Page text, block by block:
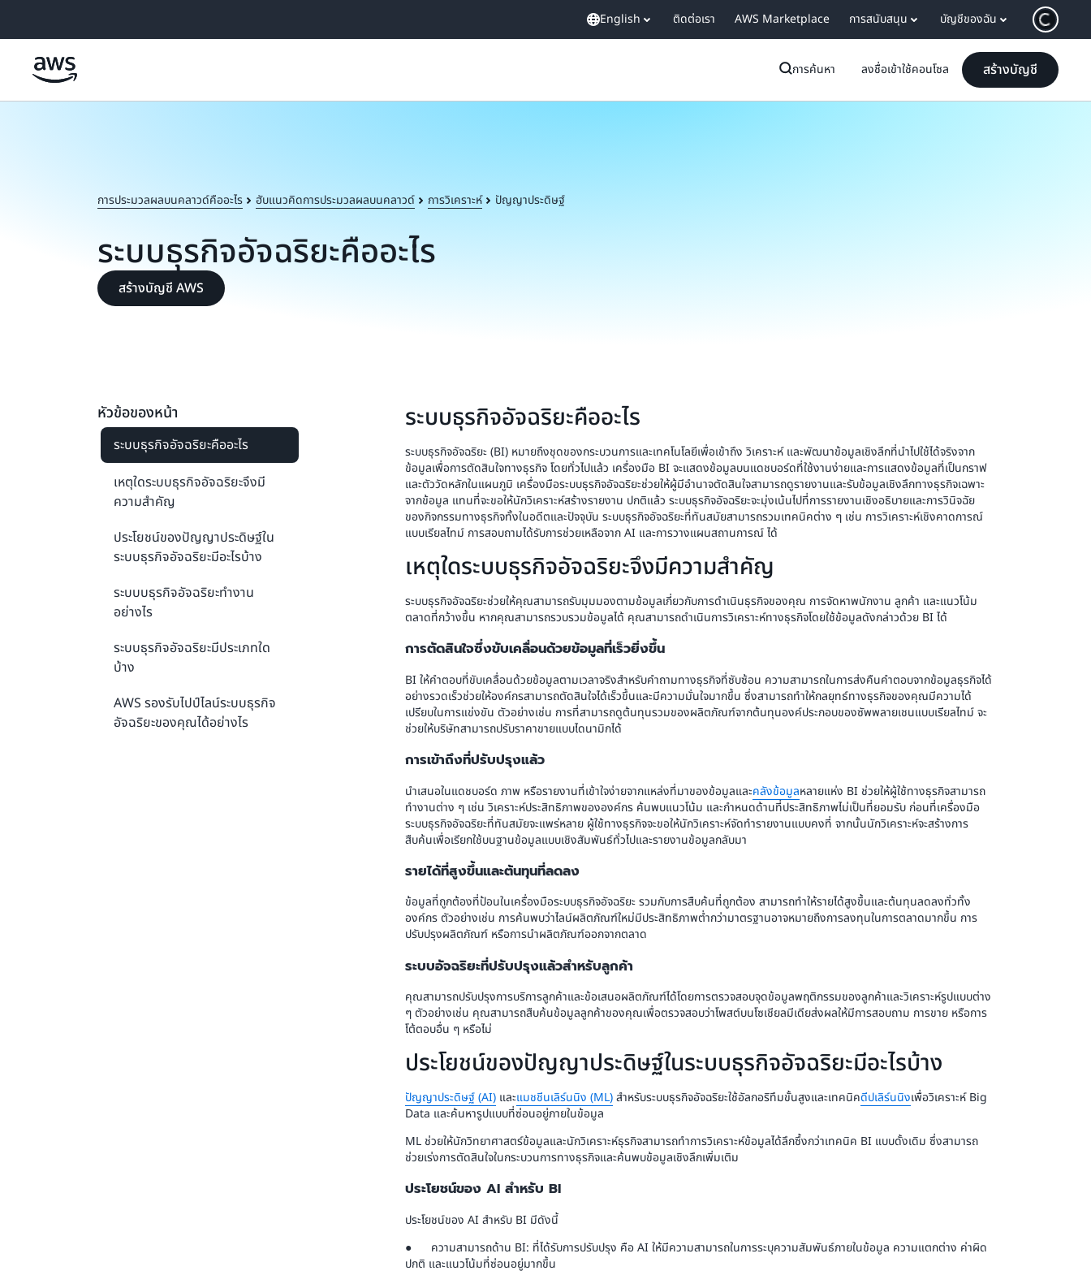
English ติดต่อเรา AWS Marketplace การสนับสนุน บัญชีของฉัน
การค้นหา ลงชื่อเข้าใช้คอนโซล สร้างบัญชี
การประมวลผลบนคลาวด์คืออะไร ฮับแนวคิดการประมวลผลบนคลาวด์ การวิเคราะห์ ปัญญาประดิษฐ์
ระบบธุรกิจอัจฉริยะคืออะไร
สร้างบัญชี AWS
หัวข้อของหน้า
ระบบธุรกิจอัจฉริยะคืออะไร
เหตุใดระบบธุรกิจอัจฉริยะจึงมี
ความสำคัญ
ประโยชน์ของปัญญาประดิษฐ์ใน
ระบบธุรกิจอัจฉริยะมีอะไรบ้าง
ระบบบธุรกิจอัจฉริยะทำงาน
อย่างไร
ระบบธุรกิจอัจฉริยะมีประเภทใด
บ้าง
AWS รองรับไปป์ไลน์ระบบธุรกิจ
อัจฉริยะของคุณได้อย่างไร
ระบบธุรกิจอัจฉริยะคืออะไร
ระบบธุรกิจอัจฉริยะ (BI) หมายถึงชุดของกระบวนการและเทคโนโลยีเพื่อเข้าถึง วิเคราะห์ และพัฒนาข้อมูลเชิงลึกที่นำไปใช้ได้จริงจาก
ข้อมูลเพื่อการตัดสินใจทางธุรกิจ โดยทั่วไปแล้ว เครื่องมือ BI จะแสดงข้อมูลบนแดชบอร์ดที่ใช้งานง่ายและการแสดงข้อมูลที่เป็นกราฟ
และตัววัดหลักในแผนภูมิ เครื่องมือระบบธุรกิจอัจฉริยะช่วยให้ผู้มีอำนาจตัดสินใจสามารถดูรายงานและรับข้อมูลเชิงลึกทางธุรกิจเฉพาะ
จากข้อมูล แทนที่จะขอให้นักวิเคราะห์สร้างรายงาน ปกติแล้ว ระบบธุรกิจอัจฉริยะจะมุ่งเน้นไปที่การรายงานเชิงอธิบายและการวินิจฉัย
ของกิจกรรมทางธุรกิจทั้งในอดีตและปัจจุบัน ระบบธุรกิจอัจฉริยะที่ทันสมัยสามารถรวมเทคนิคต่าง ๆ เช่น การวิเคราะห์เชิงคาดการณ์
แบบเรียลไทม์ การสอบถามได้รับการช่วยเหลือจาก AI และการวางแผนสถานการณ์ ได้
เหตุใดระบบธุรกิจอัจฉริยะจึงมีความสำคัญ
ระบบธุรกิจอัจฉริยะช่วยให้คุณสามารถรับมุมมองตามข้อมูลเกี่ยวกับการดำเนินธุรกิจของคุณ การจัดหาพนักงาน ลูกค้า และแนวโน้ม
ตลาดที่กว้างขึ้น หากคุณสามารถรวบรวมข้อมูลได้ คุณสามารถดำเนินการวิเคราะห์ทางธุรกิจโดยใช้ข้อมูลดังกล่าวด้วย BI ได้
การตัดสินใจซึ่งขับเคลื่อนด้วยข้อมูลที่เร็วยิ่งขึ้น
BI ให้คำตอบที่ขับเคลื่อนด้วยข้อมูลตามเวลาจริงสำหรับคำถามทางธุรกิจที่ซับซ้อน ความสามารถในการส่งคืนคำตอบจากข้อมูลธุรกิจได้
อย่างรวดเร็วช่วยให้องค์กรสามารถตัดสินใจได้เร็วขึ้นและมีความมั่นใจมากขึ้น ซึ่งสามารถทำให้กลยุทธ์ทางธุรกิจของคุณมีความได้
เปรียบในการแข่งขัน ตัวอย่างเช่น การที่สามารถดูต้นทุนรวมของผลิตภัณฑ์จากต้นทุนองค์ประกอบของซัพพลายเชนแบบเรียลไทม์ จะ
ช่วยให้บริษัทสามารถปรับราคาขายแบบไดนามิกได้
การเข้าถึงที่ปรับปรุงแล้ว
นำเสนอในแดชบอร์ด ภาพ หรือรายงานที่เข้าใจง่ายจากแหล่งที่มาของข้อมูลและคลังข้อมูลหลายแห่ง BI ช่วยให้ผู้ใช้ทางธุรกิจสามารถ
ทำงานต่าง ๆ เช่น วิเคราะห์ประสิทธิภาพขององค์กร ค้นพบแนวโน้ม และกำหนดด้านที่ประสิทธิภาพไม่เป็นที่ยอมรับ ก่อนที่เครื่องมือ
ระบบธุรกิจอัจฉริยะที่ทันสมัยจะแพร่หลาย ผู้ใช้ทางธุรกิจจะขอให้นักวิเคราะห์จัดทำรายงานแบบคงที่ จากนั้นนักวิเคราะห์จะสร้างการ
สืบค้นเพื่อเรียกใช้บนฐานข้อมูลแบบเชิงสัมพันธ์ทั่วไปและรายงานข้อมูลกลับมา
รายได้ที่สูงขึ้นและต้นทุนที่ลดลง
ข้อมูลที่ถูกต้องที่ป้อนในเครื่องมือระบบธุรกิจอัจฉริยะ รวมกับการสืบค้นที่ถูกต้อง สามารถทำให้รายได้สูงขึ้นและต้นทุนลดลงทั่วทั้ง
องค์กร ตัวอย่างเช่น การค้นพบว่าไลน์ผลิตภัณฑ์ใหม่มีประสิทธิภาพต่ำกว่ามาตรฐานอาจหมายถึงการลงทุนในการตลาดมากขึ้น การ
ปรับปรุงผลิตภัณฑ์ หรือการนำผลิตภัณฑ์ออกจากตลาด
ระบบอัจฉริยะที่ปรับปรุงแล้วสำหรับลูกค้า
คุณสามารถปรับปรุงการบริการลูกค้าและข้อเสนอผลิตภัณฑ์ได้โดยการตรวจสอบจุดข้อมูลพฤติกรรมของลูกค้าและวิเคราะห์รูปแบบต่าง
ๆ ตัวอย่างเช่น คุณสามารถสืบค้นข้อมูลลูกค้าของคุณเพื่อตรวจสอบว่าโพสต์บนโซเชียลมีเดียส่งผลให้มีการสอบถาม การขาย หรือการ
โต้ตอบอื่น ๆ หรือไม่
ประโยชน์ของปัญญาประดิษฐ์ในระบบธุรกิจอัจฉริยะมีอะไรบ้าง
ปัญญาประดิษฐ์ (AI)และแมชชีนเลิร์นนิง (ML)สำหรับระบบธุรกิจอัจฉริยะใช้อัลกอริทึมขั้นสูงและเทคนิคดีปเลิร์นนิงเพื่อวิเคราะห์ Big
Data และค้นหารูปแบบที่ซ่อนอยู่ภายในข้อมูล
ML ช่วยให้นักวิทยาศาสตร์ข้อมูลและนักวิเคราะห์ธุรกิจสามารถทำการวิเคราะห์ข้อมูลได้ลึกซึ้งกว่าเทคนิค BI แบบดั้งเดิม ซึ่งสามารถ
ช่วยเร่งการตัดสินใจในกระบวนการทางธุรกิจและค้นพบข้อมูลเชิงลึกเพิ่มเติม
ประโยชน์ของ AI สำหรับ BI
ประโยชน์ของ AI สำหรับ BI มีดังนี้
● ความสามารถด้าน BI: ที่ได้รับการปรับปรุง คือ AI ให้มีความสามารถในการระบุความสัมพันธ์ภายในข้อมูล ความแตกต่าง ค่าผิด
ปกติ และแนวโน้มที่ซ่อนอยู่มากขึ้น